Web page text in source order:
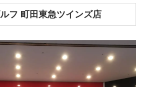
フ 町田東急ツインズ店